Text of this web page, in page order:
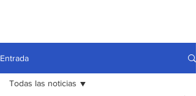
Entrada
Todas las noticias